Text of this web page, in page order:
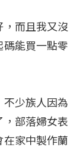
，而且我又沒
碼能買一點零
少族人因為
部落婦女表
在家中製作蘭